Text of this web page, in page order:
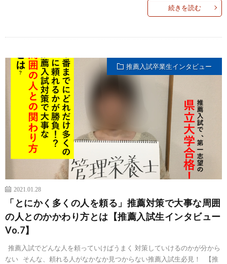
続きを読む
推薦入試卒業生インタビュー
2021.01.28
「とにかく多くの人を頼る」推薦対策で大事な周囲
の人とのかかわり方とは【推薦入試生インタビュー
Vo.7】
推薦入試でどんな人を頼っていけばうまく 対策していけるのかが分から
ない そんな、頼れる人がなかなか見つからない推薦入試生必見！ 【推